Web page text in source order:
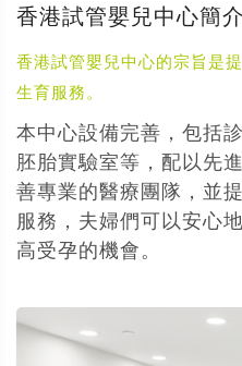
香港試管嬰兒中心簡介
香港試管嬰兒中心的宗旨是
生育服務。
本中心設備完善，包括
胚胎實驗室等，配以先
善專業的醫療團隊，並
服務，夫婦們可以安心
高受孕的機會。